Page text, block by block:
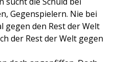
Gegenspielern. Nie bei
gegen den Rest der Welt
der Rest der Welt gegen